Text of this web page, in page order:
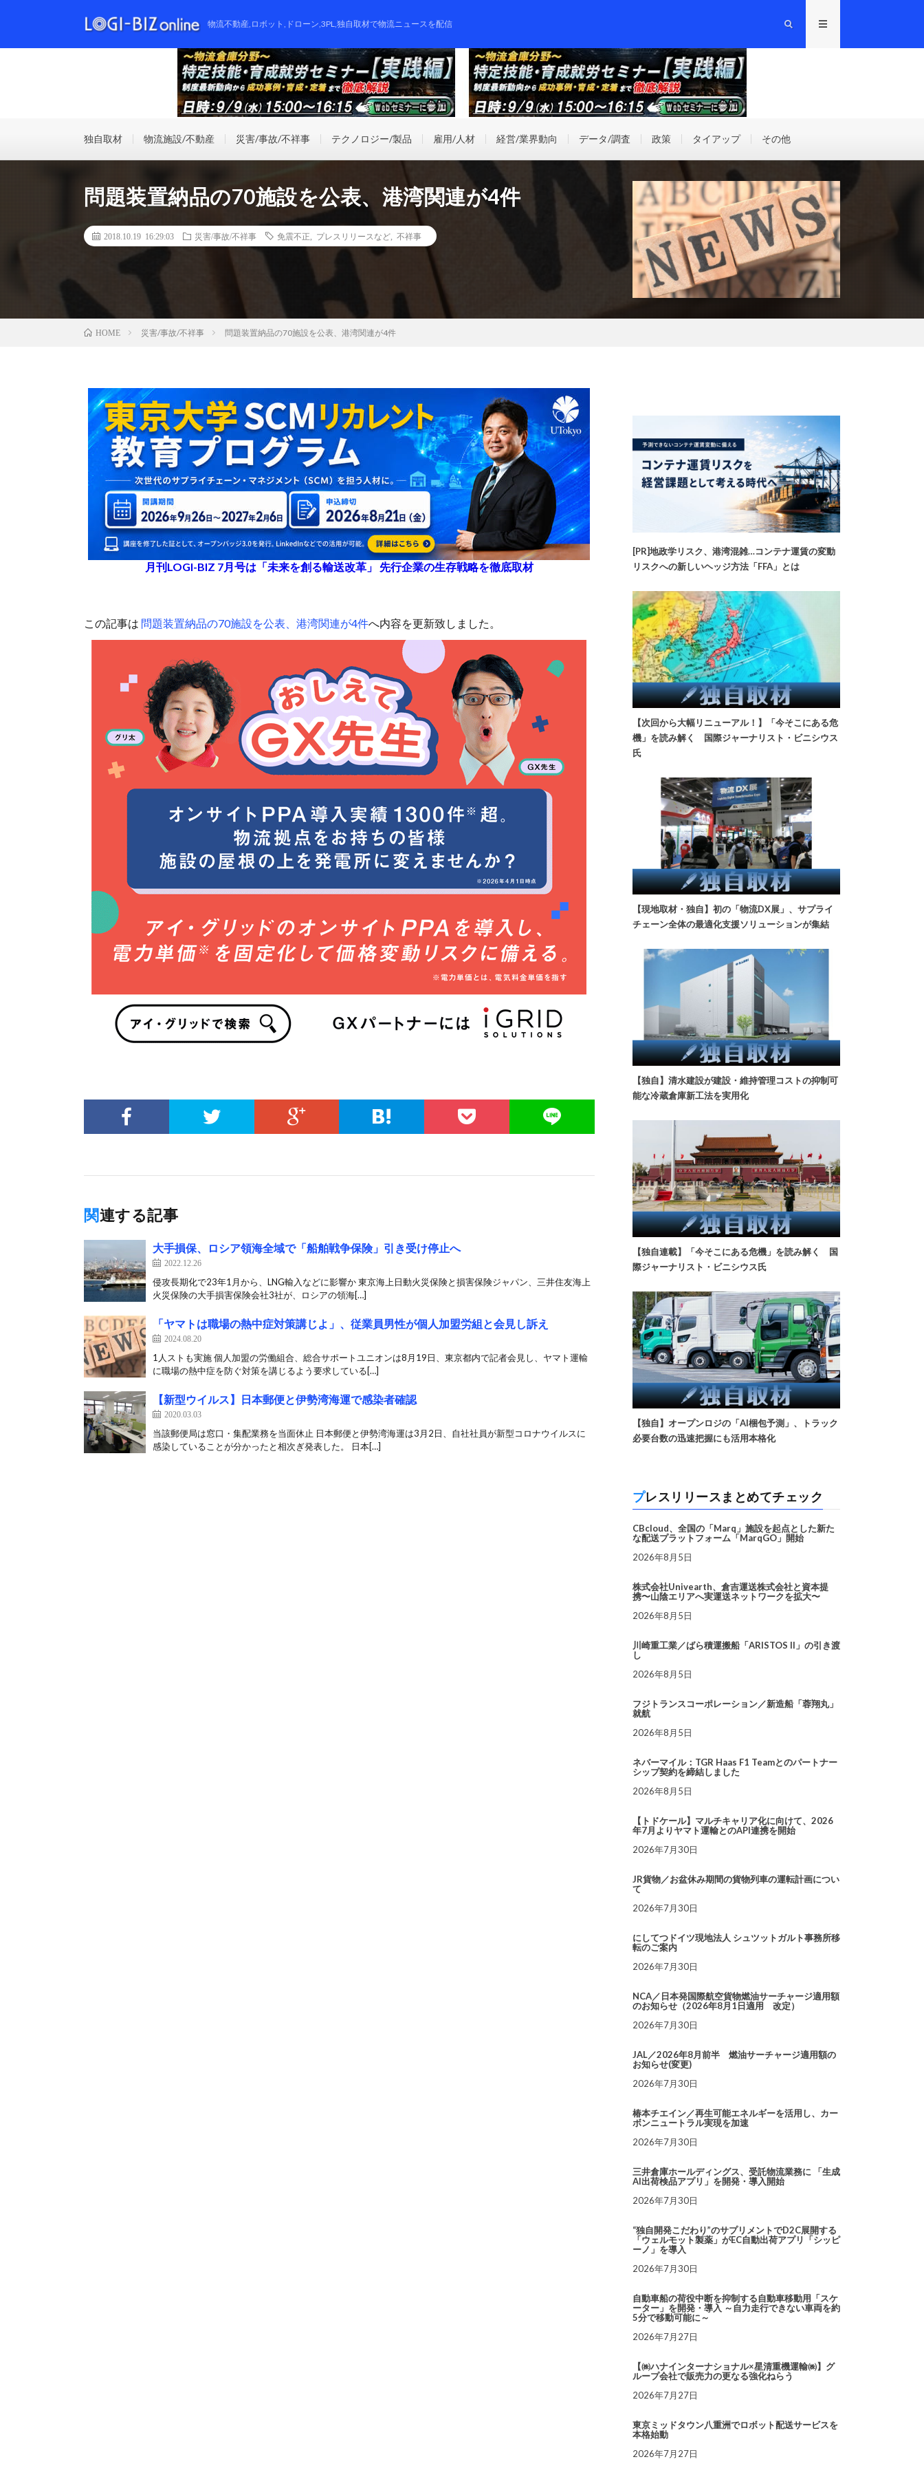
物流不動産,ロボット,ドローン,3PL,独自取材で物流ニュースを配信
独自取材 物流施設/不動産 災害/事故/不祥事 テクノロジー/製品 雇用/人材 経営/業界動向 データ/調査 政策 タイアップ その他
問題装置納品の70施設を公表、港湾関連が4件
2018.10.19 16:29:03 災害/事故/不祥事 免震不正 プレスリリースなど 不祥事
HOME 災害/事故/不祥事 問題装置納品の70施設を公表、港湾関連が4件
月刊LOGI-BIZ 7月号は「未来を創る輸送改革」 先行企業の生存戦略を徹底取材
この記事は 問題装置納品の70施設を公表、港湾関連が4件へ内容を更新致しました。
関連する記事
大手損保、ロシア領海全域で「船舶戦争保険」引き受け停止へ
2022.12.26
侵攻長期化で23年1月から、LNG輸入などに影響か 東京海上日動火災保険と損害保険ジャパン、三井住友海上
火災保険の大手損害保険会社3社が、ロシアの領海[…]
「ヤマトは職場の熱中症対策講じよ」、従業員男性が個人加盟労組と会見し訴え
2024.08.20
1人ストも実施 個人加盟の労働組合、総合サポートユニオンは8月19日、東京都内で記者会見し、ヤマト運輸
に職場の熱中症を防ぐ対策を講じるよう要求している[…]
【新型ウイルス】日本郵便と伊勢湾海運で感染者確認
2020.03.03
当該郵便局は窓口・集配業務を当面休止 日本郵便と伊勢湾海運は3月2日、自社社員が新型コロナウイルスに
感染していることが分かったと相次ぎ発表した。 日本[…]
[PR]地政学リスク、港湾混雑…コンテナ運賃の変動
リスクへの新しいヘッジ方法「FFA」とは
【次回から大幅リニューアル！】「今そこにある危
機」を読み解く 国際ジャーナリスト・ビニシウス
氏
【現地取材・独自】初の「物流DX展」、サプライ
チェーン全体の最適化支援ソリューションが集結
【独自】清水建設が建設・維持管理コストの抑制可
能な冷蔵倉庫新工法を実用化
【独自連載】「今そこにある危機」を読み解く 国
際ジャーナリスト・ビニシウス氏
【独自】オープンロジの「AI梱包予測」、トラック
必要台数の迅速把握にも活用本格化
プレスリリースまとめてチェック
CBcloud、全国の「Marq」施設を起点とした新た
な配送プラットフォーム「MarqGO」開始
2026年8月5日
株式会社Univearth、倉吉運送株式会社と資本提
携〜山陰エリアへ実運送ネットワークを拡大〜
2026年8月5日
川崎重工業／ばら積運搬船「ARISTOS II」の引き渡
し
2026年8月5日
フジトランスコーポレーション／新造船「蓉翔丸」
就航
2026年8月5日
ネバーマイル：TGR Haas F1 Teamとのパートナー
シップ契約を締結しました
2026年8月5日
【トドケール】マルチキャリア化に向けて、2026
年7月よりヤマト運輸とのAPI連携を開始
2026年7月30日
JR貨物／お盆休み期間の貨物列車の運転計画につい
て
2026年7月30日
にしてつドイツ現地法人 シュツットガルト事務所移
転のご案内
2026年7月30日
NCA／日本発国際航空貨物燃油サーチャージ適用額
のお知らせ（2026年8月1日適用 改定）
2026年7月30日
JAL／2026年8月前半 燃油サーチャージ適用額の
お知らせ(変更)
2026年7月30日
椿本チエイン／再生可能エネルギーを活用し、カー
ボンニュートラル実現を加速
2026年7月30日
三井倉庫ホールディングス、受託物流業務に 「生成
AI出荷検品アプリ」を開発・導入開始
2026年7月30日
“独自開発こだわり”のサプリメントでD2C展開する
「ウェルモット製薬」がEC自動出荷アプリ「シッピ
ーノ」を導入
2026年7月30日
自動車船の荷役中断を抑制する自動車移動用「スケ
ーター」を開発・導入 ～自力走行できない車両を約
5分で移動可能に～
2026年7月27日
【㈱ハナインターナショナル×星清重機運輸㈱】グ
ループ会社で販売力の更なる強化ねらう
2026年7月27日
東京ミッドタウン八重洲でロボット配送サービスを
本格始動
2026年7月27日